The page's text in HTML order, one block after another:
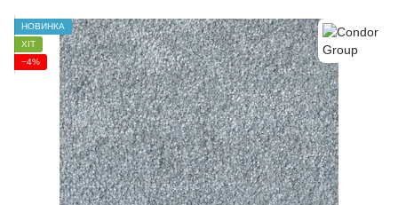
НОВИНКА
ХІТ
−4%